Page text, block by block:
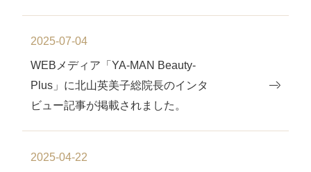
2025-07-04
WEBメディア「YA-MAN Beauty-
Plus」に北山英美子総院⻑のインタ
ビュー記事が掲載されました。
2025-04-22